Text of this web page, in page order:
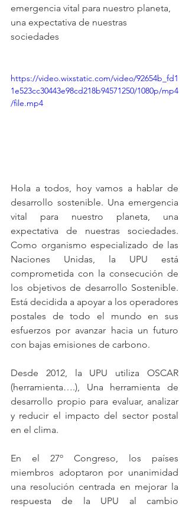
emergencia vital para nuestro planeta,
una expectativa de nuestras
sociedades
https://video.wixstatic.com/video/92654b_fd1
1e523cc30443e98cd218b94571250/1080p/mp4
/file.mp4
Hola a todos, hoy vamos a hablar de
desarrollo sostenible. Una emergencia
vital para nuestro planeta, una
expectativa de nuestras sociedades.
Como organismo especializado de las
Naciones Unidas, la UPU está
comprometida con la consecución de
los objetivos de desarrollo Sostenible.
Está decidida a apoyar a los operadores
postales de todo el mundo en sus
esfuerzos por avanzar hacia un futuro
con bajas emisiones de carbono.
Desde 2012, la UPU utiliza OSCAR
(herramienta….), Una herramienta de
desarrollo propio para evaluar, analizar
y reducir el impacto del sector postal
en el clima.
En el 27º Congreso, los países
miembros adoptaron por unanimidad
una resolución centrada en mejorar la
respuesta de la UPU al cambio